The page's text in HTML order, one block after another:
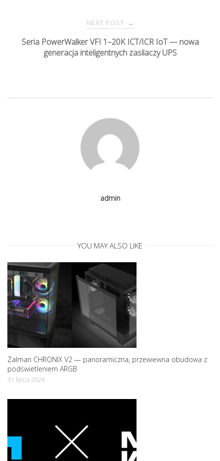
o
n
NEXT POST →
Seria PowerWalker VFI 1–20K ICT/ICR IoT — nowa
generacja inteligentnych zasilaczy UPS
admin
YOU MAY ALSO LIKE
Zalman CHRONIX V2 — panoramiczna, przewiewna obudowa z
podświetleniem ARGB
31 lipca 2026